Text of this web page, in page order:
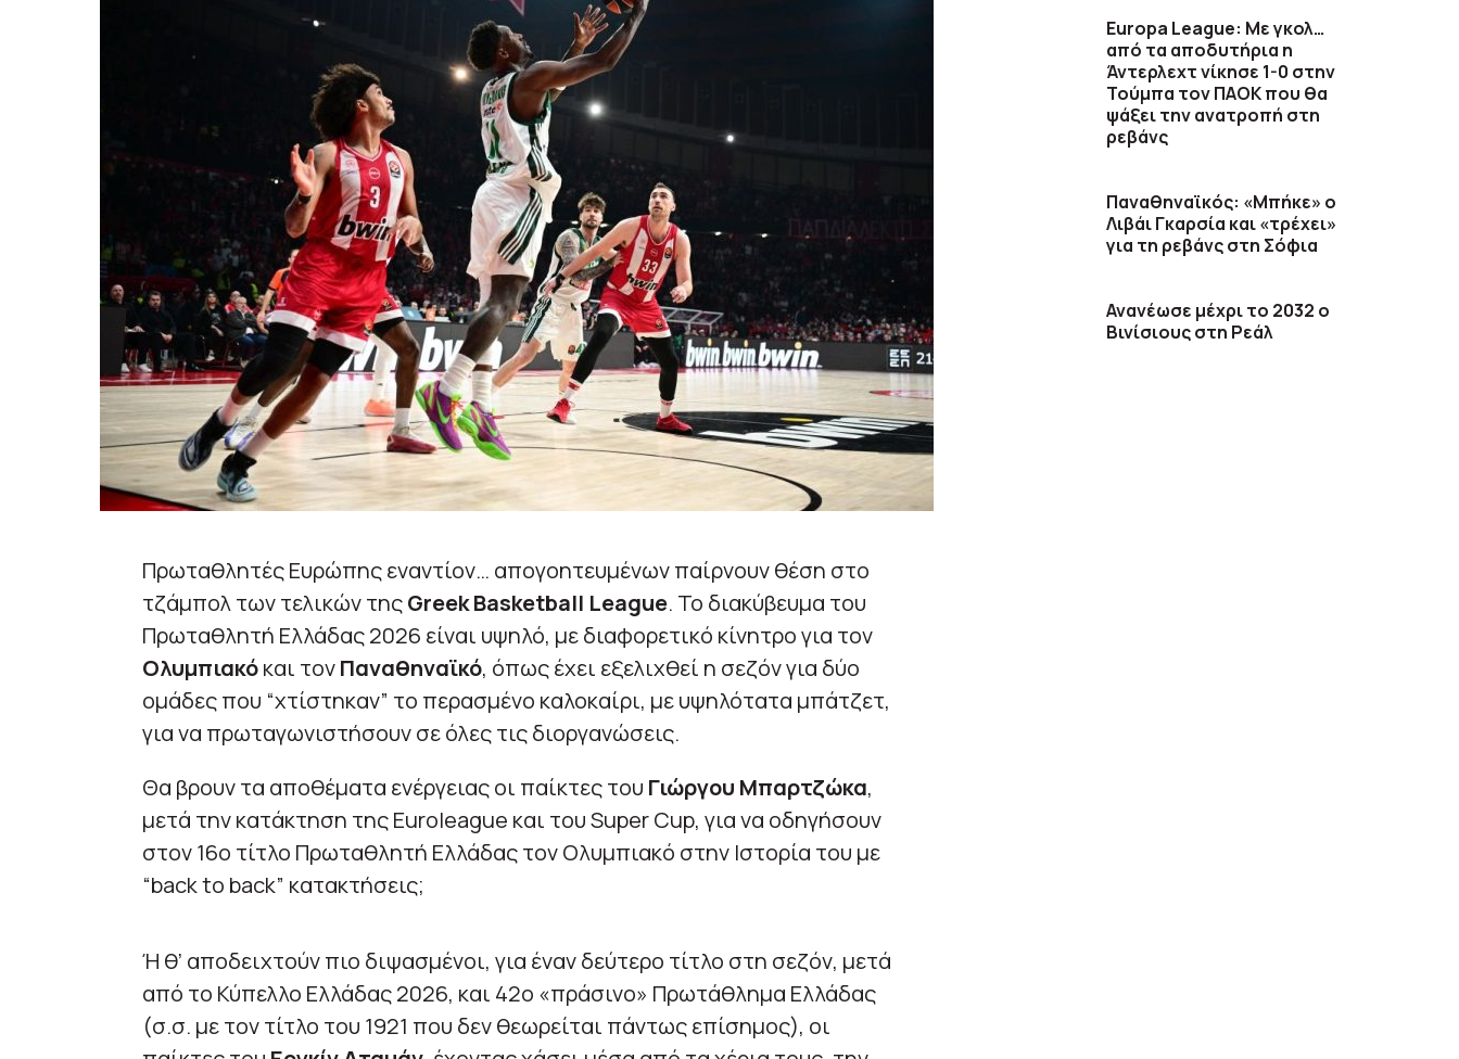
Πρωταθλητές Ευρώπης εναντίον… απογοητευμένων παίρνουν θέση στο
τζάμπολ των τελικών τηςGreek Basketball League. Το διακύβευμα του
Πρωταθλητή Ελλάδας 2026 είναι υψηλό, με διαφορετικό κίνητρο για τον
Ολυμπιακόκαι τονΠαναθηναϊκό, όπως έχει εξελιχθεί η σεζόν για δύο
ομάδες που “χτίστηκαν” το περασμένο καλοκαίρι, με υψηλότατα μπάτζετ,
για να πρωταγωνιστήσουν σε όλες τις διοργανώσεις.
Θα βρουν τα αποθέματα ενέργειας οι παίκτες του Γιώργου Μπαρτζώκα,
μετά την κατάκτηση της Euroleague και του Super Cup, για να οδηγήσουν
στον 16ο τίτλο Πρωταθλητή Ελλάδας τον Ολυμπιακό στην Ιστορία του με
“back to back” κατακτήσεις;
Ή θ’ αποδειχτούν πιο διψασμένοι, για έναν δεύτερο τίτλο στη σεζόν, μετά
από το Κύπελλο Ελλάδας 2026, και 42ο «πράσινο» Πρωτάθλημα Ελλάδας
(σ.σ. με τον τίτλο του 1921 που δεν θεωρείται πάντως επίσημος), οι
Europa League: Με γκολ…
από τα αποδυτήρια η
Άντερλεχτ νίκησε 1-0 στην
Τούμπα τον ΠΑΟΚ που θα
ψάξει την ανατροπή στη
ρεβάνς
Παναθηναϊκός: «Μπήκε» ο
Λιβάι Γκαρσία και «τρέχει»
για τη ρεβάνς στη Σόφια
Ανανέωσε μέχρι το 2032 ο
Βινίσιους στη Ρεάλ